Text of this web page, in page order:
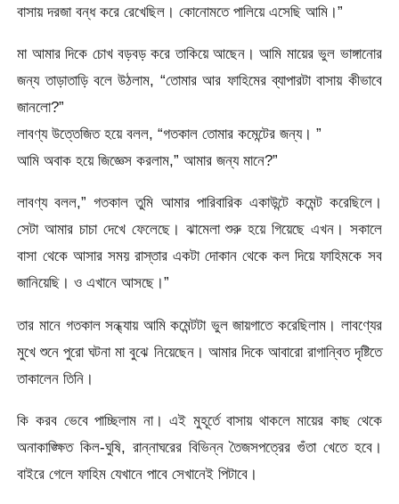
বাসায় দরজা বন্ধ করে রেখেছিল। কোনোমতে পালিয়ে এসেছি আমি।”
মা আমার দিকে চোখ বড়বড় করে তাকিয়ে আছেন। আমি মায়ের ভুল ভাঙ্গানোর
জন্য তাড়াতাড়ি বলে উঠলাম, “তোমার আর ফাহিমের ব্যাপারটা বাসায় কীভাবে
জানলো?”
লাবণ্য উত্তেজিত হয়ে বলল, “গতকাল তোমার কমেন্টের জন্য। ”
আমি অবাক হয়ে জিজ্ঞেস করলাম,” আমার জন্য মানে?”
লাবণ্য বলল,” গতকাল তুমি আমার পারিবারিক একাউন্টে কমেন্ট করেছিলে।
সেটা আমার চাচা দেখে ফেলেছে। ঝামেলা শুরু হয়ে গিয়েছে এখন। সকালে
বাসা থেকে আসার সময় রাস্তার একটা দোকান থেকে কল দিয়ে ফাহিমকে সব
জানিয়েছি। ও এখানে আসছে।”
তার মানে গতকাল সন্ধ্যায় আমি কমেন্টটা ভুল জায়গাতে করেছিলাম। লাবণ্যের
মুখে শুনে পুরো ঘটনা মা বুঝে নিয়েছেন। আমার দিকে আবারো রাগান্বিত দৃষ্টিতে
তাকালেন তিনি।
কি করব ভেবে পাচ্ছিলাম না। এই মুহূর্তে বাসায় থাকলে মায়ের কাছ থেকে
অনাকাঙ্ক্ষিত কিল-ঘুষি, রান্নাঘরের বিভিন্ন তৈজসপত্রের গুঁতা খেতে হবে।
বাইরে গেলে ফাহিম যেখানে পাবে সেখানেই পিটাবে।